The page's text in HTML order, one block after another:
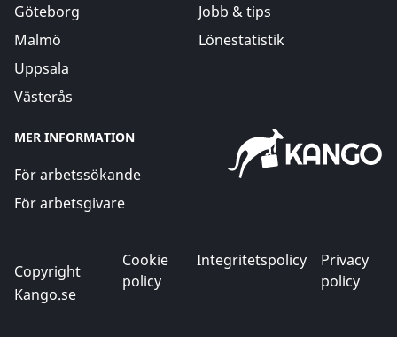
Göteborg
Malmö
Uppsala
Västerås
Jobb & tips
Lönestatistik
MER INFORMATION
För arbetssökande
För arbetsgivare
Copyright
Kango.se
Cookie
policy
Integritetspolicy
Privacy
policy